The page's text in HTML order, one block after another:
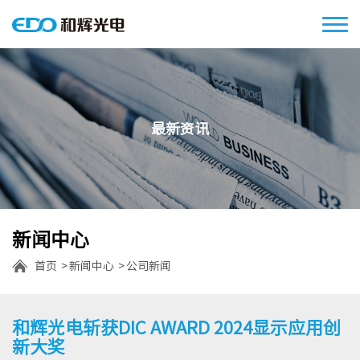
最新资讯
新闻中心
首页 新闻中心 公司新闻
和辉光电斩获DIC AWARD 2024显示应用创
新大奖